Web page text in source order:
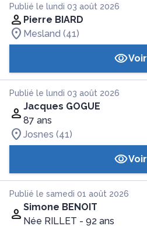
Publié le lundi 03 août 2026
Pierre BIARD
Mesland (41)
Voir
Publié le lundi 03 août 2026
Jacques GOGUE
87 ans
Josnes (41)
Voir
Publié le samedi 01 août 2026
Simone BENOIT
Née RILLET - 92 ans